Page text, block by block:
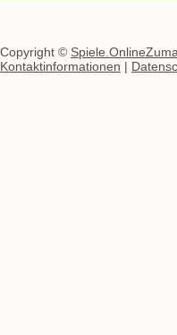
Copyright ©
Kontaktinformationen |